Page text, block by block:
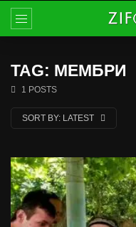
TAG: МЕМБРИ
1 POSTS
SORT BY: LATEST